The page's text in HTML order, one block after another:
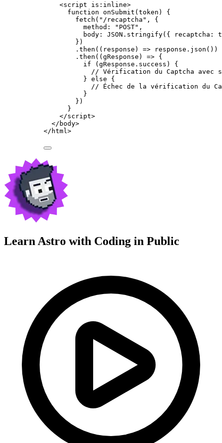
<script is:inline>
function onSubmit ( token )
{
fetch ( " /recaptcha " ,
{
method:
" POST" ,
body: JSON . stringify({ recaptcha:
})
. then ( ( response ) => response . json ())
. then ( ( gResponse ) => {
if ( gResponse . success ) {
// Vérification du Captcha avec
} else {
// Échec de la vérification du
}
})
}
</script>
</ body>
</ html >
Learn Astro with Coding in Public